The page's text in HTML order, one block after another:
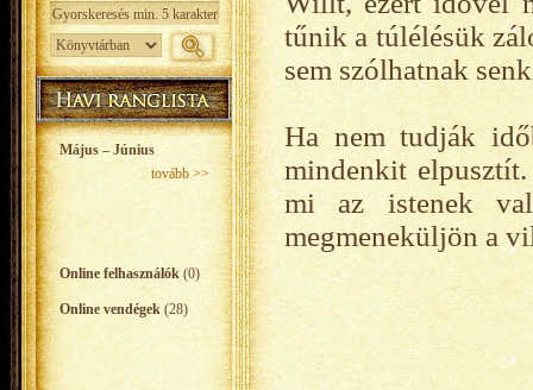
Május – Június
tovább >>
Online felhasználók (0)
Online vendégek (28)
tűnik a túlélésük
sem szólhatnak
Ha nem tudják
mindenkit
mi az istenek
megmeneküljön a